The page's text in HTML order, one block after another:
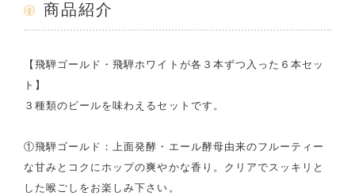
商品紹介
【飛騨ゴールド・飛騨ホワイトが各３本ずつ入った６本セッ
ト】
３種類のビールを味わえるセットです。
①飛騨ゴールド：上面発酵・エール酵母由来のフルーティー
な甘みとコクにホップの爽やかな香り。クリアでスッキリと
した喉ごしをお楽しみ下さい。